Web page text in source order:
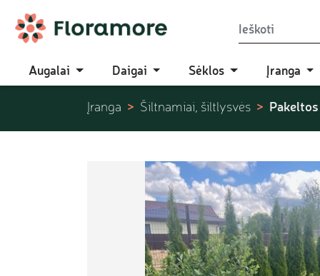
Augalai Daigai Sėklos Įranga
Įranga Šiltnamiai, šiltlysvės